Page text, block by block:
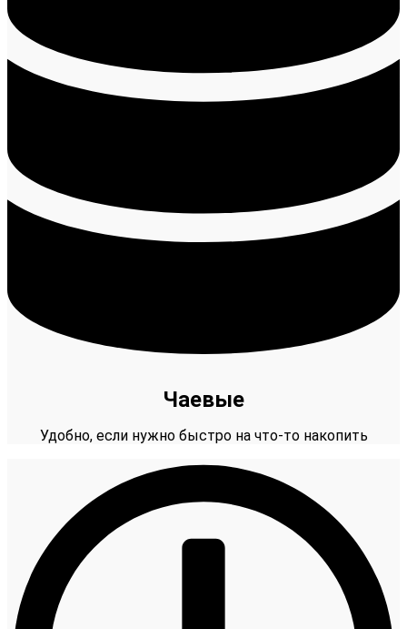
Чаевые
Удобно, если нужно быстро на что-то накопить